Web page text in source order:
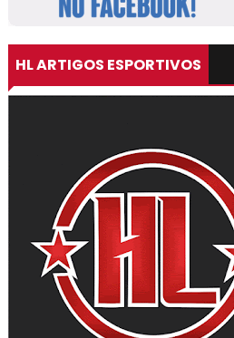
HL ARTIGOS ESPORTIVOS